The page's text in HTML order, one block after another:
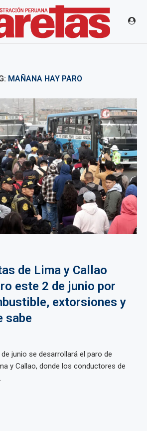
MAÑANA HAY PARO
de Lima y Callao
este 2 de junio por
extorsiones y
sabe
junio se desarrollará el paro de
y Callao, donde los conductores de